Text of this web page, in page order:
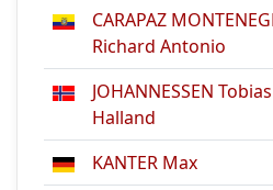
CARAPAZ
Richard Antonio
JOHANNESSEN Tobias
Halland
KANTER Max